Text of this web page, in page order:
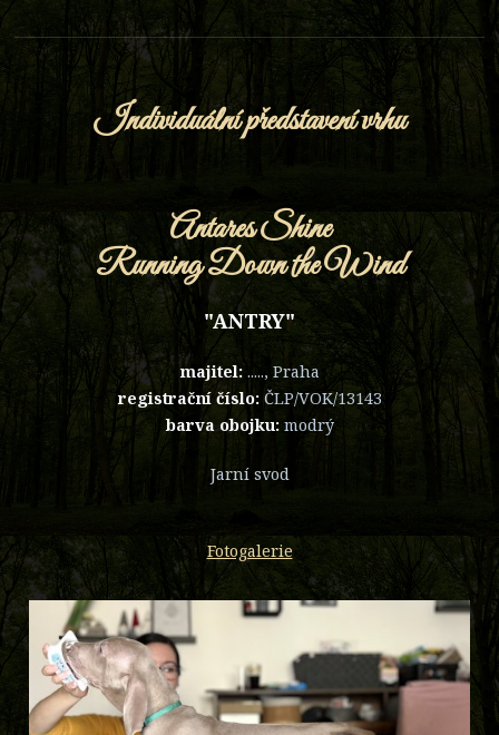
Individuální představení vrhu
Antares Shine
Running Down the Wind
"ANTRY"
majitel:....., Praha
registrační číslo: ČLP/VOK/13143
barva obojku: modrý
Jarní svod
Fotogalerie